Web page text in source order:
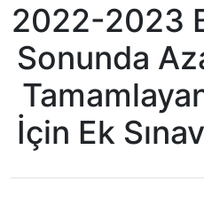
2022-2023
Sonunda
İçin Ek